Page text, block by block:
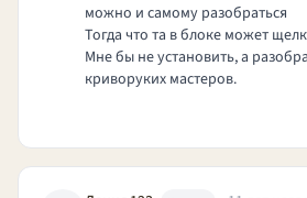
можно и самому разобраться
Тогда что та в блоке может
Мне бы не установить, а
криворуких мастеров.